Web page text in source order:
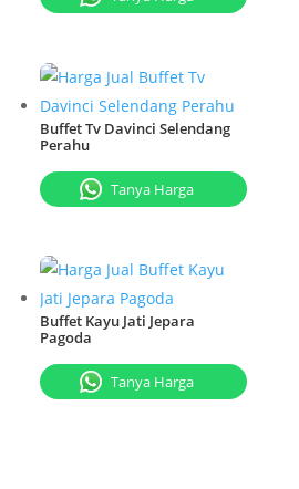
Buffet Tv Davinci Selendang
Perahu
Tanya Harga
Buffet Kayu Jati Jepara
Pagoda
Tanya Harga